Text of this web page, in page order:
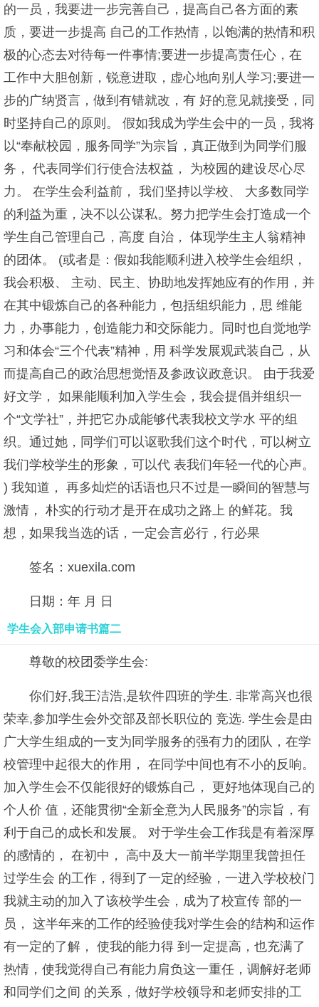
的一员，我要进一步完善自己，提高自己各方面的素
质，要进一步提高 自己的工作热情，以饱满的热情和积
极的心态去对待每一件事情;要进一步提高责任心，在
工作中大胆创新，锐意进取，虚心地向别人学习;要进一
步的广纳贤言，做到有错就改，有 好的意见就接受，同
时坚持自己的原则。 假如我成为学生会中的一员，我将
以“奉献校园，服务同学”为宗旨，真正做到为同学们服
务， 代表同学们行使合法权益， 为校园的建设尽心尽
力。 在学生会利益前， 我们坚持以学校、 大多数同学
的利益为重，决不以公谋私。努力把学生会打造成一个
学生自己管理自己，高度 自治， 体现学生主人翁精神
的团体。 (或者是：假如我能顺利进入校学生会组织，
我会积极、 主动、民主、协助地发挥她应有的作用，并
在其中锻炼自己的各种能力，包括组织能力，思 维能
力，办事能力，创造能力和交际能力。同时也自觉地学
习和体会“三个代表”精神，用 科学发展观武装自己，从
而提高自己的政治思想觉悟及参政议政意识。 由于我爱
好文学， 如果能顺利加入学生会，我会提倡并组织一
个“文学社”，并把它办成能够代表我校文学水 平的组
织。通过她，同学们可以讴歌我们这个时代，可以树立
我们学校学生的形象，可以代 表我们年轻一代的心声。
) 我知道， 再多灿烂的话语也只不过是一瞬间的智慧与
激情， 朴实的行动才是开在成功之路上 的鲜花。我
想，如果我当选的话，一定会言必行，行必果
签名：xuexila.com
日期：年 月 日
学生会入部申请书篇二
尊敬的校团委学生会:
你们好,我王洁浩,是软件四班的学生. 非常高兴也很
荣幸,参加学生会外交部及部长职位的 竞选. 学生会是由
广大学生组成的一支为同学服务的强有力的团队，在学
校管理中起很大的作用， 在同学中间也有不小的反响。
加入学生会不仅能很好的锻炼自己， 更好地体现自己的
个人价 值，还能贯彻“全新全意为人民服务”的宗旨，有
利于自己的成长和发展。 对于学生会工作我是有着深厚
的感情的， 在初中， 高中及大一前半学期里我曾担任
过学生会 的工作，得到了一定的经验，一进入学校校门
我就主动的加入了该校学生会，成为了校宣传 部的一
员， 这半年来的工作的经验使我对学生会的结构和运作
有一定的了解， 使我的能力得 到一定提高，也充满了
热情，使我觉得自己有能力肩负这一重任，调解好老师
和同学们之间 的关系，做好学校领导和老师安排的工